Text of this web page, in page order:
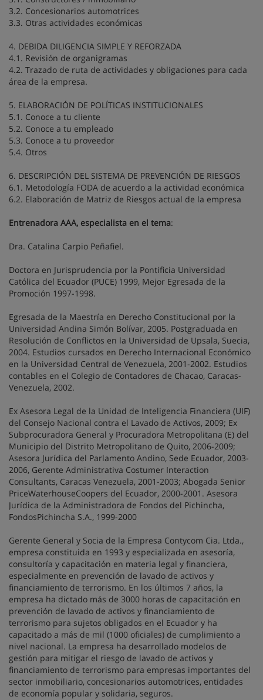
3.2. Concesionarios automotrices
3.3. Otras actividades económicas
4. DEBIDA DILIGENCIA SIMPLE Y REFORZADA
4.1. Revisión de organigramas
4.2. Trazado de ruta de actividades y obligaciones para cada
área de la empresa.
5. ELABORACIÓN DE POLÍTICAS INSTITUCIONALES
5.1. Conoce a tu cliente
5.2. Conoce a tu empleado
5.3. Conoce a tu proveedor
5.4. Otros
6. DESCRIPCIÓN DEL SISTEMA DE PREVENCIÓN DE RIESGOS
6.1. Metodología FODA de acuerdo a la actividad económica
6.2. Elaboración de Matriz de Riesgos actual de la empresa
Entrenadora AAA, especialista en el tema:
Dra. Catalina Carpio Peñafiel.
Doctora en Jurisprudencia por la Pontificia Universidad
Católica del Ecuador (PUCE) 1999, Mejor Egresada de la
Promoción 1997-1998.
Egresada de la Maestría en Derecho Constitucional por la
Universidad Andina Simón Bolívar, 2005. Postgraduada en
Resolución de Conflictos en la Universidad de Upsala, Suecia,
2004. Estudios cursados en Derecho Internacional Económico
en la Universidad Central de Venezuela, 2001-2002. Estudios
contables en el Colegio de Contadores de Chacao, Caracas-
Venezuela, 2002.
Ex Asesora Legal de la Unidad de Inteligencia Financiera (UIF)
del Consejo Nacional contra el Lavado de Activos, 2009; Ex
Subprocuradora General y Procuradora Metropolitana (E) del
Municipio del Distrito Metropolitano de Quito, 2006-2009;
Asesora Jurídica del Parlamento Andino, Sede Ecuador, 2003-
2006, Gerente Administrativa Costumer Interaction
Consultants, Caracas Venezuela, 2001-2003; Abogada Senior
PriceWaterhouseCoopers del Ecuador, 2000-2001. Asesora
Jurídica de la Administradora de Fondos del Pichincha,
FondosPichincha S.A., 1999-2000
Gerente General y Socia de la Empresa Contycom Cia. Ltda.,
empresa constituida en 1993 y especializada en asesoría,
consultoría y capacitación en materia legal y financiera,
especialmente en prevención de lavado de activos y
financiamiento de terrorismo. En los últimos 7 años, la
empresa ha dictado más de 3000 horas de capacitación en
prevención de lavado de activos y financiamiento de
terrorismo para sujetos obligados en el Ecuador y ha
capacitado a más de mil (1000 oficiales) de cumplimiento a
nivel nacional. La empresa ha desarrollado modelos de
gestión para mitigar el riesgo de lavado de activos y
financiamiento de terrorismo para empresas importantes del
sector inmobiliario, concesionarios automotrices, entidades
de economía popular y solidaria, seguros.